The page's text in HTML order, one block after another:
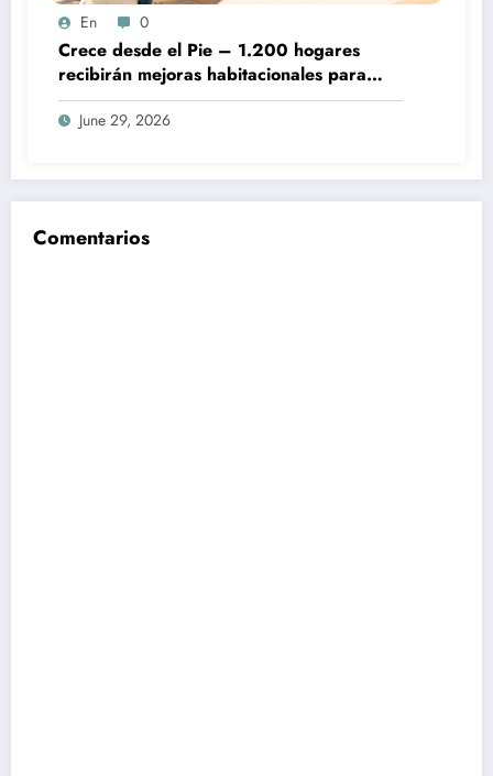
En 0
Crece desde el Pie – 1.200 hogares
recibirán mejoras habitacionales para
cuidar la primera infancia
June 29, 2026
Comentarios